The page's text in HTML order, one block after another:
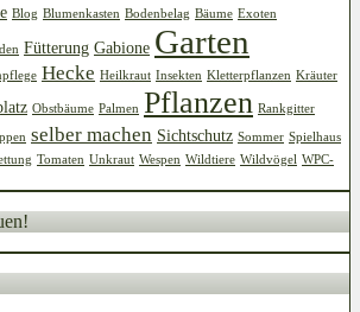
Blog Blumenkasten Bodenbelag Bäume Exoten
Fütterung Gabione Garten
Hecke Heilkraut Insekten Kletterpflanzen Kräuter
Obstbäume Palmen Pflanzen Rankgitter
selber machen Sichtschutz Sommer Spielhaus
Tomaten Unkraut Wespen Wildtiere Wildvögel WPC-